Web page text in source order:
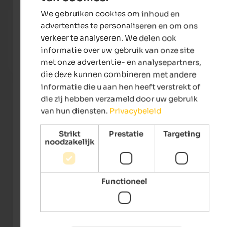
Naturhotel Waldheim
Hikes and wellness in Altrei! 7 nights at the price of 6.
Relaxation and tranquillity you expect from your
holiday.
To the offer
We gebruiken cookies om inhoud en
advertenties te personaliseren en om ons
verkeer te analyseren. We delen ook
informatie over uw gebruik van onze site
met onze advertentie- en analysepartners,
die deze kunnen combineren met andere
informatie die u aan hen heeft verstrekt of
die zij hebben verzameld door uw gebruik
van hun diensten. Privacybeleid
Strikt
noodzakelijk
Prestatie Targeting
Functioneel